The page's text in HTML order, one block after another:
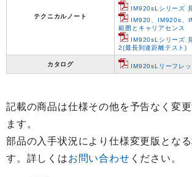
テクニカルノート
IM920sLシリーズ
IM920、IM920s、
範囲とキャリアセンス
IM920sLシリーズ
2(最長到達距離テスト)
カタログ IM920sLリーフレッ
記載の商品は仕様その他を予告なく変
ます。
部品の入手状況により仕様変更版とな
す。詳しくはお問い合わせ ください。